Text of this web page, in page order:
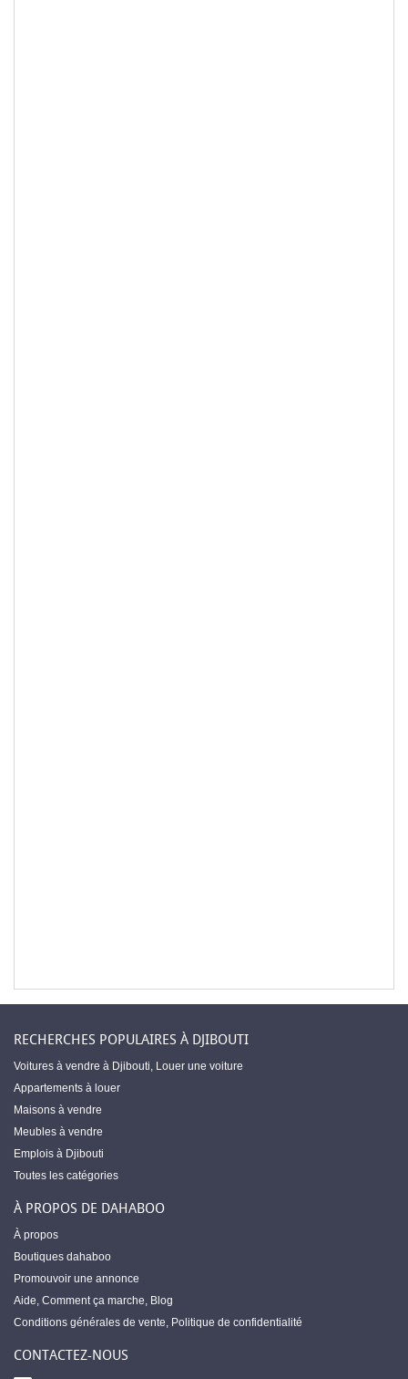
RECHERCHES POPULAIRES À DJIBOUTI
Voitures à vendre à Djibouti, Louer une voiture
Appartements à louer
Maisons à vendre
Meubles à vendre
Emplois à Djibouti
Toutes les catégories
À PROPOS DE DAHABOO
À propos
Boutiques dahaboo
Promouvoir une annonce
Aide, Comment ça marche, Blog
Conditions générales de vente, Politique de confidentialité
CONTACTEZ-NOUS